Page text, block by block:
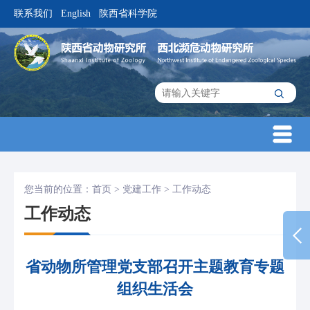
联系我们 English 陕西省科学院
您当前的位置： 首页 > 党建工作 > 工作动态
工作动态
省动物所管理党支部召开主题教育专题
组织生活会